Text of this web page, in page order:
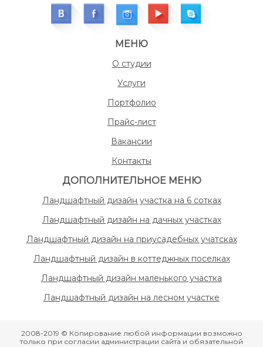
МЕНЮ
О студии
Услуги
Портфолио
Прайс-лист
Вакансии
Контакты
ДОПОЛНИТЕЛЬНОЕ МЕНЮ
Ландшафтный дизайн участка на 6 сотках
Ландшафтный дизайн на дачных участках
Ландшафтный дизайн на приусадебных учатсках
Ландшафтный дизайн в коттеджных поселках
Ландшафтный дизайн маленького участка
Ландшафтный дизайн на лесном участке
2008-2019 © Копирование любой информации возможно
только при согласии администрации сайта и обязательной